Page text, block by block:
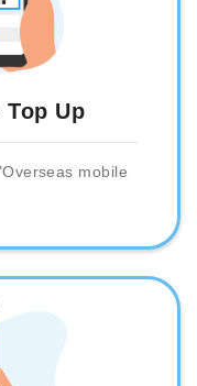
Up
mobile